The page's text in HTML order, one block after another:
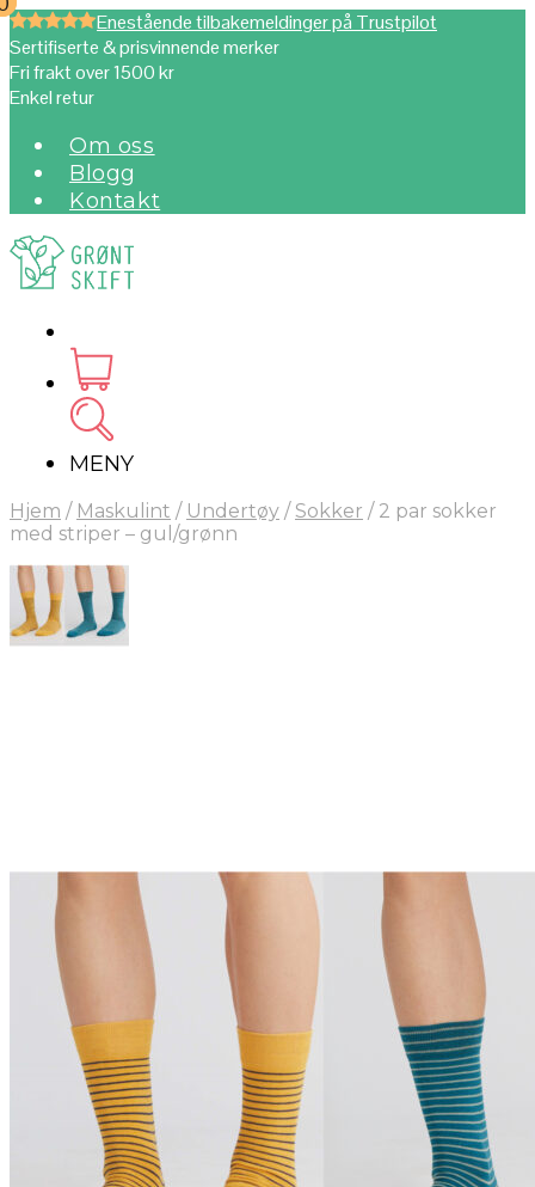
Enestående tilbakemeldinger på Trustpilot
Sertifiserte & prisvinnende merker
Fri frakt over 1500 kr
Enkel retur
Om oss
Blogg
Kontakt
MENY
Hjem / Maskulint / Undertøy / Sokker /2 par sokker
med striper – gul/grønn